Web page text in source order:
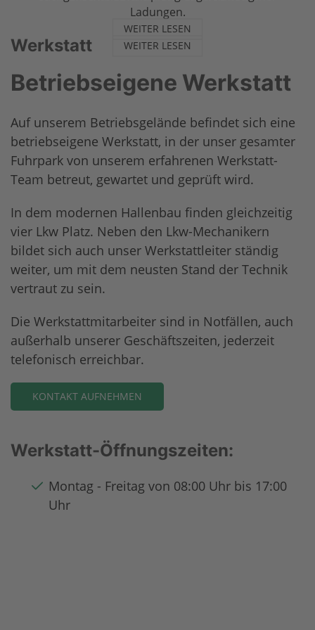
Ladungen.
WEITER LESEN
WEITER LESEN
Werkstatt
Betriebseigene Werkstatt
Auf unserem Betriebsgelände befindet sich eine
betriebseigene Werkstatt, in der unser gesamter
Fuhrpark von unserem erfahrenen Werkstatt-
Team betreut, gewartet und geprüft wird.
In dem modernen Hallenbau finden gleichzeitig
vier Lkw Platz. Neben den Lkw-Mechanikern
bildet sich auch unser Werkstattleiter ständig
weiter, um mit dem neusten Stand der Technik
vertraut zu sein.
Die Werkstattmitarbeiter sind in Notfällen, auch
außerhalb unserer Geschäftszeiten, jederzeit
telefonisch erreichbar.
KONTAKT AUFNEHMEN
Werkstatt-Öffnungszeiten:
Montag - Freitag von 08:00 Uhr bis 17:00
Uhr